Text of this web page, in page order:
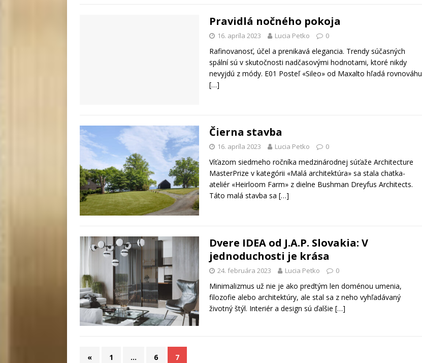
Pravidlá nočného pokoja
16. apríla 2023 Lucia Petko 0
Rafinovanosť, účel a prenikavá elegancia. Trendy súčasných
spální sú v skutočnosti nadčasovými hodnotami, ktoré nikdy
nevyjdú z módy. E01 Posteľ «Sileo» od Maxalto hľadá rovnováhu
[…]
Čierna stavba
16. apríla 2023 Lucia Petko 0
Víťazom siedmeho ročníka medzinárodnej súťaže Architecture
MasterPrize v kategórii «Malá architektúra» sa stala chatka-
ateliér «Heirloom Farm» z dielne Bushman Dreyfus Architects.
Táto malá stavba sa […]
Dvere IDEA od J.A.P. Slovakia: V
jednoduchosti je krása
24. februára 2023 Lucia Petko 0
Minimalizmus už nie je ako predtým len doménou umenia,
filozofie alebo architektúry, ale stal sa z neho vyhľadávaný
životný štýl. Interiér a design sú ďalšie […]
« 1 … 6 7